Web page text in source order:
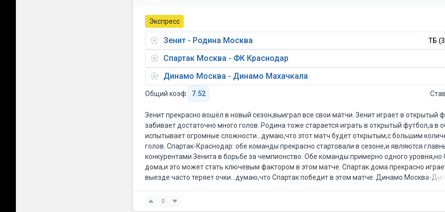
Экспресс
Зенит - Родина Москва ТБ
Спартак Москва - ФК Краснодар
Динамо Москва - Динамо Махачкала
Общий коэф. 7.52
Зенит прекрасно вошёл в новый сезон,выиграл все свои матчи. Зенит играет в открытый
забивает достаточно много голов. Родина тоже старается играть в открытый футбол,а в
испытывает огромные сложности...думаю,что этот матч будет открытым,с большим
голов. Спартак-Краснодар: обе команды прекрасно стартовали в сезоне,и являются
конкурентами Зенита в борьбе за чемпионство. Обе команды примерно одного уровня,но
дома,и это может стать ключевым фактором в этом матче. Спартак дома прекрасно
выезде часто теряет очки...думаю,что Спартак победит в этом матче. Динамо Москва-
Динамо Москва гораздо сильнее,играет дома,и очень мотивирована на этот матч.
0